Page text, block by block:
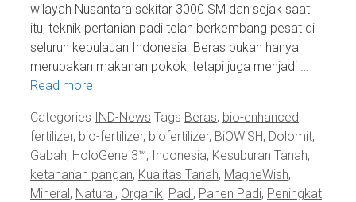
wilayah Nusantara sekitar 3000 SM dan sejak saat
itu, teknik pertanian padi telah berkembang pesat di
seluruh kepulauan Indonesia. Beras bukan hanya
merupakan makanan pokok, tetapi juga menjadi …
Read more
Categories IND-News Tags Beras, bio-enhanced
fertilizer, bio-fertilizer, biofertilizer, BiOWiSH, Dolomit,
Gabah, HoloGene 3™, Indonesia, Kesuburan Tanah,
ketahanan pangan, Kualitas Tanah, MagneWish,
Mineral, Natural, Organik, Padi, Panen Padi, Peningkat